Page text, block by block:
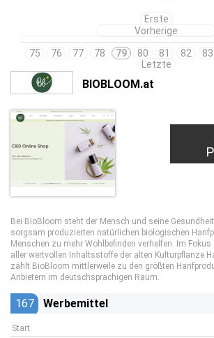
Erste
Vorherige
75
76 77 78 79 80 81 82 83
Letzte
BIOBLOOM.at
Bei BioBloom steht der Mensch und seine
sorgsam produzierten natürlichen biologischen
Menschen zu mehr Wohlbefinden verhelfen. Im
aller wertvollen Inhaltsstoffe der alten Kulturpflanze
zählt BioBloom mittlerweile zu den größten
Anbietern im deutschsprachigen Raum.
167 Werbemittel
Start